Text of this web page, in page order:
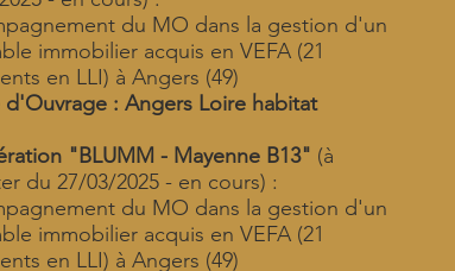
du MO dans la gestion d'un
immobilier acquis en VEFA (21
en LLI) à Angers (49)
d'Ouvrage : Angers Loire habitat
"BLUMM - Mayenne B13" (à
du 27/03/2025 - en cours) :
du MO dans la gestion d'un
immobilier acquis en VEFA (21
en LLI) à Angers (49)